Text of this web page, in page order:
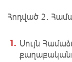
Հոդված 2.
Սույն